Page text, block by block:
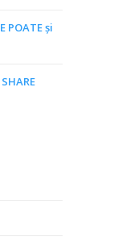
POATE și